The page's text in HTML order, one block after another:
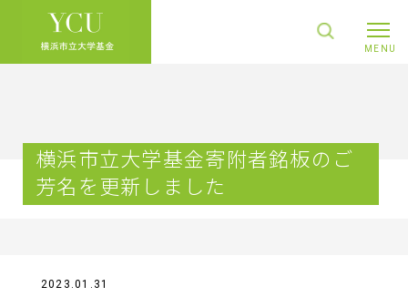
横浜市立大学基金寄附者銘板のご
芳名を更新しました
2023.01.31